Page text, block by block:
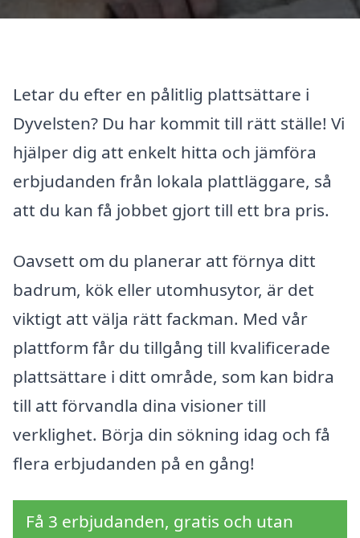
Letar du efter en pålitlig plattsättare i
Dyvelsten? Du har kommit till rätt ställe! Vi
hjälper dig att enkelt hitta och jämföra
erbjudanden från lokala plattläggare, så
att du kan få jobbet gjort till ett bra pris.
Oavsett om du planerar att förnya ditt
badrum, kök eller utomhusytor, är det
viktigt att välja rätt fackman. Med vår
plattform får du tillgång till kvalificerade
plattsättare i ditt område, som kan bidra
till att förvandla dina visioner till
verklighet. Börja din sökning idag och få
flera erbjudanden på en gång!
Få 3 erbjudanden, gratis och utan